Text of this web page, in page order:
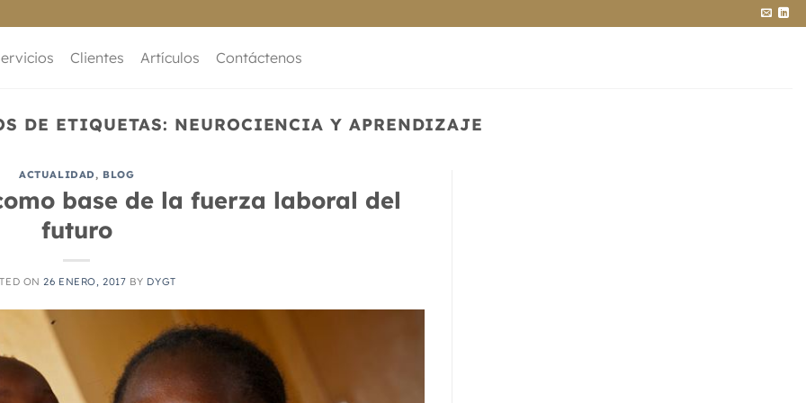
Clientes Artículos Contáctenos
DE ETIQUETAS: NEUROCIENCIA Y APRENDIZAJE
ACTUALIDAD, BLOG
base de la fuerza laboral del
futuro
ON26 ENERO, 2017 BY DYGT